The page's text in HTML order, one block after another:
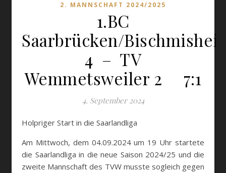
2. MANNSCHAFT 2024/2025
1.BC
Saarbrücken/
4 – TV
Wemmetsweiler 2 7:1
4. September 2024
Holpriger Start in die Saarlandliga
Am Mittwoch, dem 04.09.2024 um 19 Uhr startete
die Saarlandliga in die neue Saison 2024/25 und die
zweite Mannschaft des TVW musste sogleich gegen